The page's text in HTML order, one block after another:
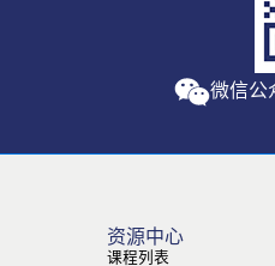
微信公
资源中心
课程列表